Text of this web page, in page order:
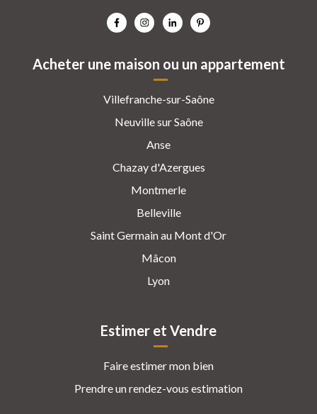
Acheter une maison ou un appartement
Villefranche-sur-Saône
Neuville sur Saône
Anse
Chazay d'Azergues
Montmerle
Belleville
Saint Germain au Mont d'Or
Mâcon
Lyon
Estimer et Vendre
Faire estimer mon bien
Prendre un rendez-vous estimation